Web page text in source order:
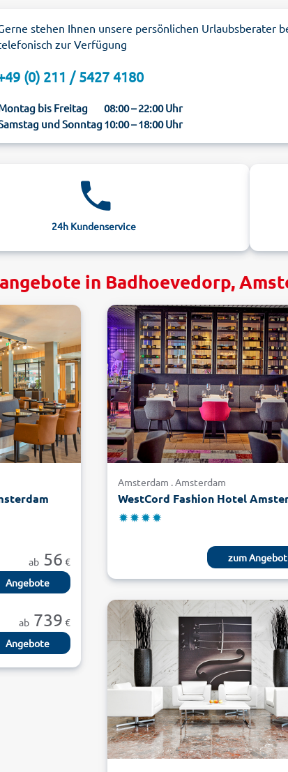
stehen Ihnen unsere persönlichen Urlaubsberater
zur Verfügung
(0) 211 / 5427 4180
bis Freitag
08:00 – 22:00 Uhr
und Sonntag10:00 – 18:00 Uhr
24h Kundenservice
in Badhoevedorp,
ab56 €
Angebote
ab739 €
Angebote
Amsterdam . Amsterdam
zum Angebot